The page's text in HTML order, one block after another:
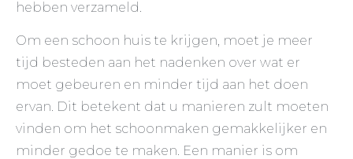
hebben verzameld.
Om een schoon huis te krijgen, moet je meer
tijd besteden aan het nadenken over wat er
moet gebeuren en minder tijd aan het doen
ervan. Dit betekent dat u manieren zult moeten
vinden om het schoonmaken gemakkelijker en
minder gedoe te maken. Een manier is om